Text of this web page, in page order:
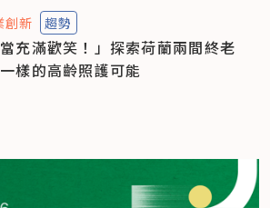
創新 趨勢
當充滿歡笑！」探索荷蘭兩間終老
樣的高齡照護可能